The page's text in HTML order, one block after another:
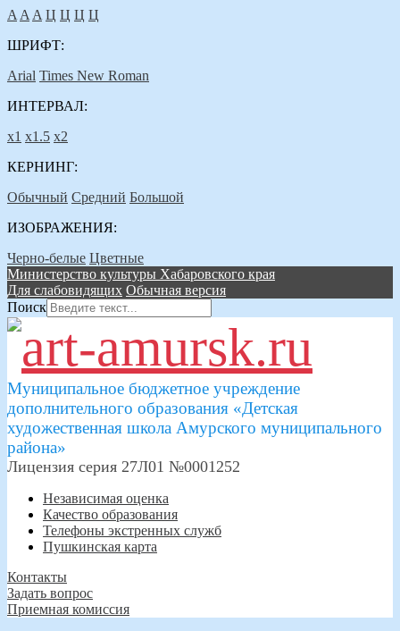
A A A Ц Ц Ц Ц
ШРИФТ:
Arial Times New Roman
ИНТЕРВАЛ:
х1 х1.5 х2
КЕРНИНГ:
Обычный Средний Большой
ИЗОБРАЖЕНИЯ:
Черно-белые Цветные
Министерство культуры Хабаровского края
Для слабовидящих Обычная версия
Поиск
Муниципальное бюджетное учреждение
дополнительного образования «Детская
художественная школа Амурского муниципального
района»
Лицензия серия 27Л01 №0001252
Независимая оценка
Качество образования
Телефоны экстренных служб
Пушкинская карта
Контакты
Задать вопрос
Приемная комиссия